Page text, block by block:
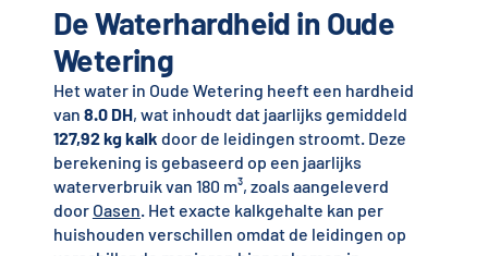
De Waterhardheid in Oude
Wetering
Het water in Oude Wetering heeft een hardheid
van 8.0 DH, wat inhoudt dat jaarlijks gemiddeld
127,92 kg kalk door de leidingen stroomt. Deze
berekening is gebaseerd op een jaarlijks
waterverbruik van 180 m³, zoals aangeleverd
door Oasen. Het exacte kalkgehalte kan per
huishouden verschillen omdat de leidingen op